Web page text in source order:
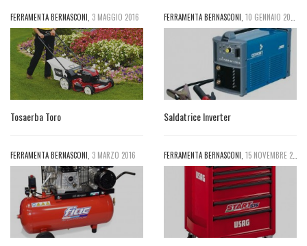
FERRAMENTA BERNASCONI, 3 MAGGIO 2016
Tosaerba Toro
FERRAMENTA BERNASCONI, 10 GENNAIO 2016
Saldatrice Inverter
FERRAMENTA BERNASCONI, 3 MARZO 2016 FERRAMENTA BERNASCONI, 15 NOVEMBRE 2016